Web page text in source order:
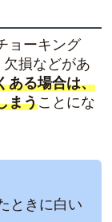
ョーキング
損などがあ
ある場合は、
まうことにな
ときに白い